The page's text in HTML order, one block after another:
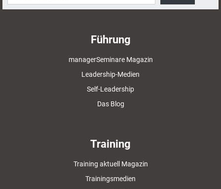
Führung
managerSeminare Magazin
Leadership-Medien
Self-Leadership
Das Blog
Training
Training aktuell Magazin
Trainingsmedien